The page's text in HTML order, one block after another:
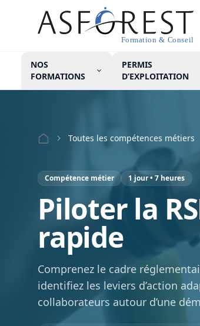
NOS
FORMATIONS
PERMIS
D’EXPLOITATION
Toutes les compétences métiers
Compétence métier 1 jour • 7 heures
Piloter la
rapide
Comprenez le cadre
identifiez les leviers d’action
collaborateurs autour d’une